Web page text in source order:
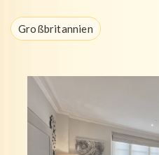
Großbritannien